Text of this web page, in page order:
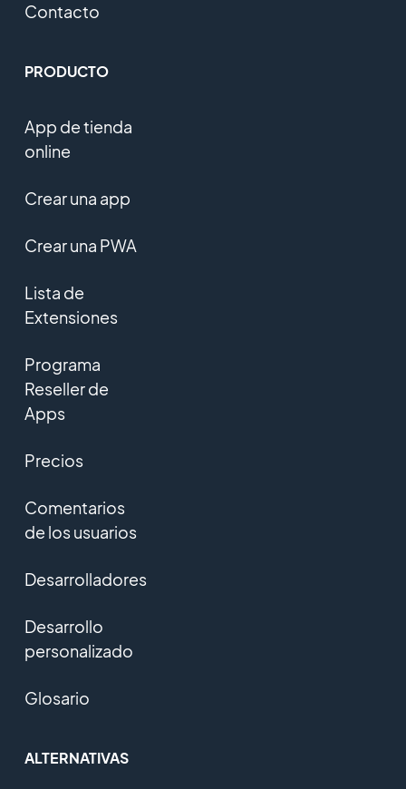
Contacto
PRODUCTO
App de tienda
online
Crear una app
Crear una PWA
Lista de
Extensiones
Programa
Reseller de
Apps
Precios
Comentarios
de los usuarios
Desarrolladores
Desarrollo
personalizado
Glosario
ALTERNATIVAS